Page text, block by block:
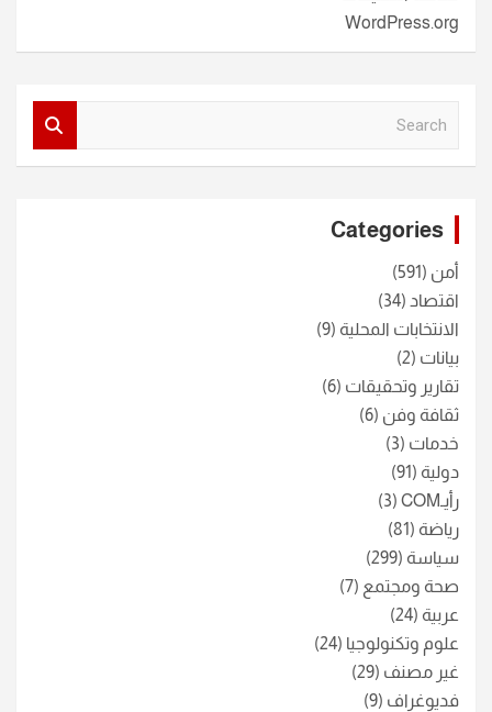
WordPress.org
Categories
أمن (591)
اقتصاد (34)
الانتخابات المحلية (9)
بيانات (2)
تقارير وتحقيقات (6)
ثقافة وفن (6)
خدمات (3)
دولية (91)
رأيـCOM
(3)
رياضة (81)
سياسة (299)
صحة ومجتمع (7)
عربية (24)
علوم وتكنولوجيا (24)
غير مصنف (29)
فديوغراف (9)